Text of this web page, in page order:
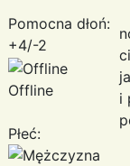
Pomocna dłoń:
+4/-2
Offline
Płeć:
i